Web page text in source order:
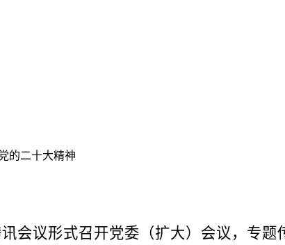
的二十大精神
议形式召开党委（扩大）会议，专题